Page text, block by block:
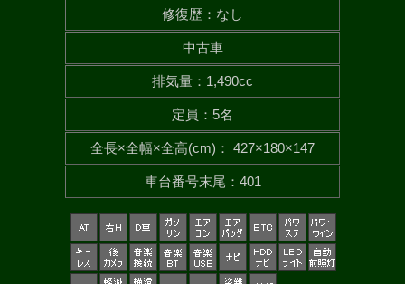
修復歴 ： なし
中古車
排気量 ： 1,490cc
定員 ： 5名
全長×全幅×全高(cm) ： 427×180×147
車台番号末尾 ： 401